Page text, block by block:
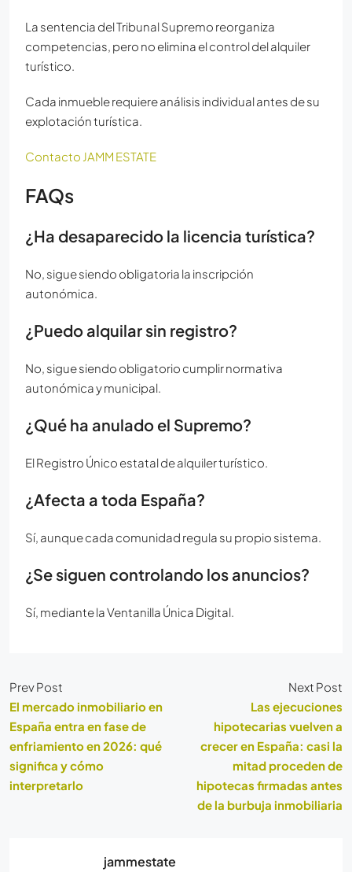
La sentencia del Tribunal Supremo reorganiza
competencias, pero no elimina el control del alquiler
turístico.
Cada inmueble requiere análisis individual antes de su
explotación turística.
Contacto JAMM ESTATE
FAQs
¿Ha desaparecido la licencia turística?
No, sigue siendo obligatoria la inscripción
autonómica.
¿Puedo alquilar sin registro?
No, sigue siendo obligatorio cumplir normativa
autonómica y municipal.
¿Qué ha anulado el Supremo?
El Registro Único estatal de alquiler turístico.
¿Afecta a toda España?
Sí, aunque cada comunidad regula su propio sistema.
¿Se siguen controlando los anuncios?
Sí, mediante la Ventanilla Única Digital.
Prev Post
El mercado inmobiliario en
España entra en fase de
enfriamiento en 2026: qué
significa y cómo
interpretarlo
Next Post
Las ejecuciones
hipotecarias vuelven a
crecer en España: casi la
mitad proceden de
hipotecas firmadas antes
de la burbuja inmobiliaria
jammestate